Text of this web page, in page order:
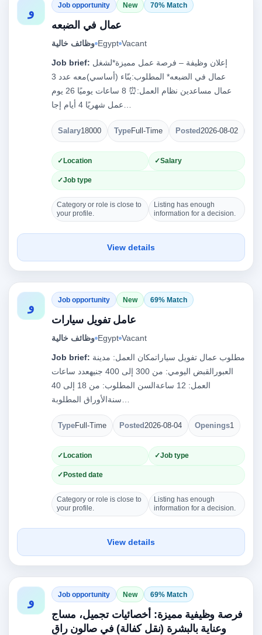
و Job opportunity New 70% Match
عمال في الضبعه
وظائف خالية Egypt Vacant
Job brief:
عمال في الضبعه* المطلوب:بنّاء (أساسي)معه عدد 3
عمال مساعدين نظام العمل:⏰ 8 ساعات يوميًا 26 يوم
Salary18000 TypeFull-Time Posted2026-08-02
Location Salary
Job type
Category or role is close to
your profile.
Listing has enough
information for a decision.
View details
و Job opportunity New 69% Match
عامل تفويل سيارات
وظائف خالية Egypt Vacant
Job brief:
العبورالقبض اليومي: من 300 إلى 400 جنيهعدد ساعات
العمل: 12 ساعةالسن المطلوب: من 18 إلى 40
TypeFull-Time Posted2026-08-04 Openings1
Location Job type
Posted date
Category or role is close to
your profile.
Listing has enough
information for a decision.
View details
و Job opportunity New 69% Match
فرصة وظيفية مميزة: أخصائيات تجميل، مساج
وعناية بالبشرة (نقل كفالة) في صالون راقٍ